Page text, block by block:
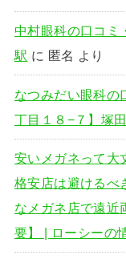
中村眼科の口コミ
駅 に 匿名 より
なつみだい眼科の
丁目１８−７】塚
安いメガネって大
格安店は避けるべ
なメガネ店で遠近
要】 | ローシーの